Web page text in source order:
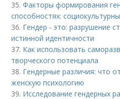
35.Факторы формирования
способностях:
36. Гендер - это: разрушение
истинной идентичности
37. Как использовать
творческого потенциала
38. Гендерные различия: что
женскую психологию
39. Исследование гендерных